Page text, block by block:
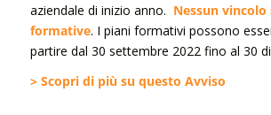
aziendale di inizio anno. Nessun
formative. I piani formativi possono
partire dal 30 settembre 2022 fino al 30
> Scopri di più su questo Avviso